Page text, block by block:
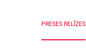
PRESES RELĪZES